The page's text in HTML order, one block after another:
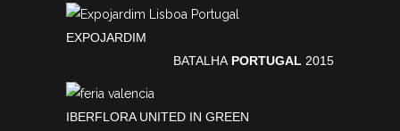
EXPOJARDIM
BATALHA PORTUGAL 2015
IBERFLORA UNITED IN GREEN